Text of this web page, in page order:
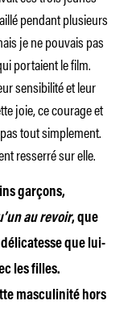
pendant plusieurs
je ne pouvais pas
portaient le film.
sensibilité et leur
joie, ce courage et
tout simplement.
resserré sur elle.
garçons,
au revoir, que
que lui-
les filles.
masculinité hors